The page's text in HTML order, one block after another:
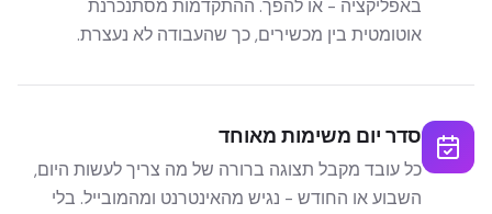
באפליקציה - או להפך. ההתקדמות מסתנכרנת
אוטומטית בין מכשירים, כך שהעבודה לא נעצרת.
סדר יום משימות מאוחד
כל עובד מקבל תצוגה ברורה של מה צריך לעשות היום,
השבוע או החודש - נגיש מהאינטרנט ומהמובייל. בלי